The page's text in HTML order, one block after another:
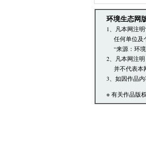
·发
文章
环境生态网
1、凡本网注
任何单位及
“来源：环境
2、凡本网注
并不代表本
3、如因作品
※ 有关作品版